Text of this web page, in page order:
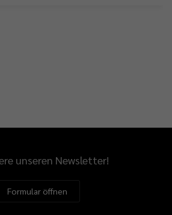
unseren Newsletter!
Formular öffnen